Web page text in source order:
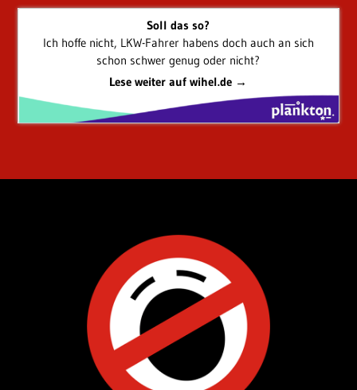
Soll das so?
Ich hoffe nicht, LKW-Fahrer habens doch auch an sich
schon schwer genug oder nicht?
Lese weiter auf wihel.de →